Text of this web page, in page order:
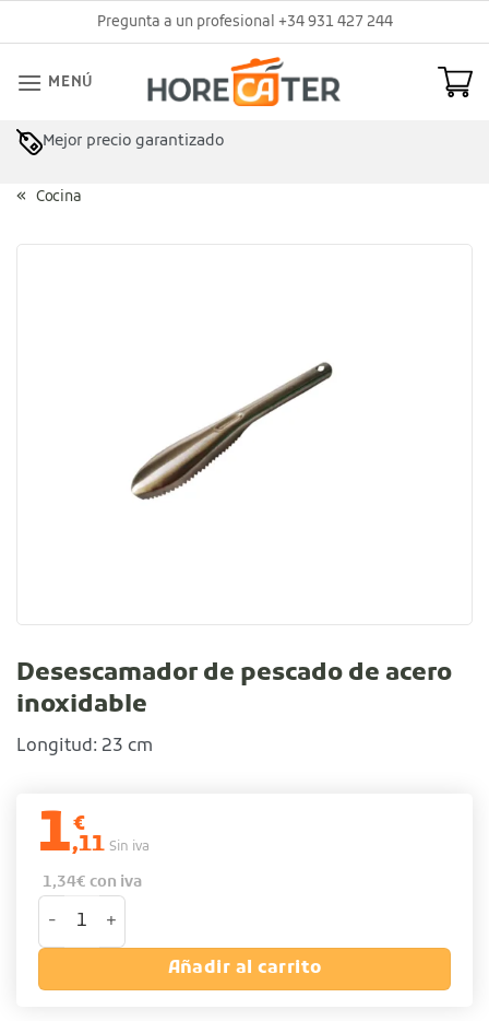
al
Pregunta a un profesional +34 931 427 244
MENÚ
Mejor precio garantizado
Cocina
Desescamador de pescado de acero
inoxidable
Longitud: 23 cm
1€
,11 Sin iva
1,34€ con iva
Desescamador de pescado de acero inoxidable cantidad
Añadir al carrito